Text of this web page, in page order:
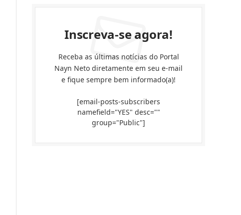
Inscreva-se agora!
Receba as últimas notícias do Portal
Nayn Neto diretamente em seu e-mail
e fique sempre bem informado(a)!
[email-posts-subscribers
namefield="YES" desc=""
group="Public"]